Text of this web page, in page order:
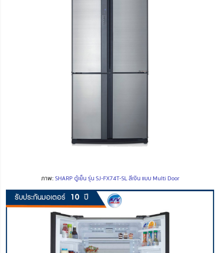
ภาพ:SHARP ตู้เย็น รุ่น SJ-FX74T-SL สีเงิน แบบ Multi Door